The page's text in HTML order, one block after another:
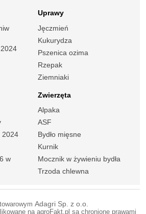
Uprawy
Jęczmień
Kukurydza
Pszenica ozima
Rzepak
Ziemniaki
2024
w
Zwierzęta
Alpaka
ASF
Bydło mięsne
Kurnik
Mocznik w żywieniu bydła
Trzoda chlewna
Adagri Sp. z o.o.
na agroFakt.pl są chronione prawami